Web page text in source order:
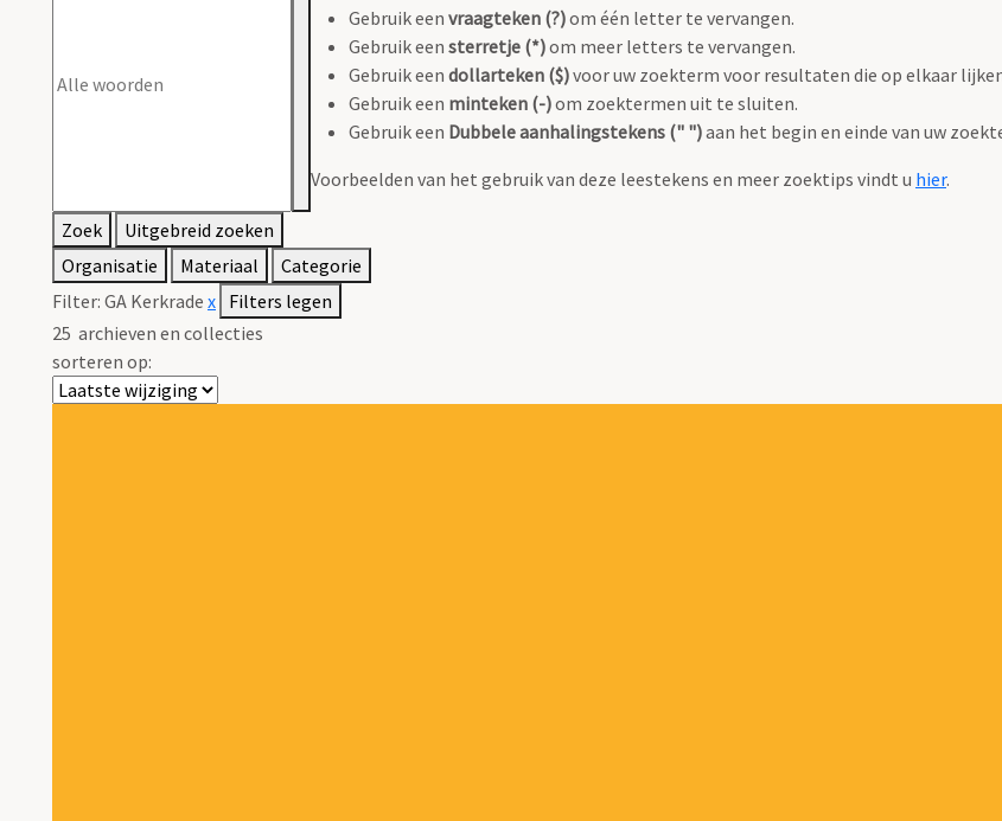
Gebruik een vraagteken (?)om één letter te vervangen.
Gebruik een sterretje (*)om meer letters te vervangen.
Gebruik een dollarteken ($)voor uw zoekterm voor resultaten die op elkaar
Gebruik een minteken (-)om zoektermen uit te sluiten.
Gebruik een Dubbele aanhalingstekens (" ")aan het begin en einde van uw
Voorbeelden van het gebruik van deze leestekens en meer zoektips vindt u hier.
Zoek
Uitgebreid zoeken
Organisatie
Materiaal
Categorie
Filter: GA Kerkrade x Filters legen
25 archieven en collecties
sorteren op: